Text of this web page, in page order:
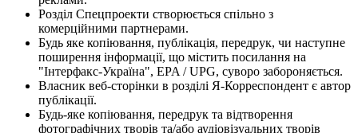
Розділ Спецпроекти створюється спільно з
комерційними партнерами.
Будь яке копіювання, публікація, передрук, чи наступне
поширення інформації, що містить посилання на
"Інтерфакс-Україна", EPA / UPG, суворо забороняється.
Власник веб-сторінки в розділі Я-Корреспондент є автор
публікації.
Будь-яке копіювання, передрук та відтворення
фотографічних творів та/або аудіовізуальних творів